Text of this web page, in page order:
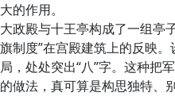
大的作用。
大政殿与十王亭构成了一组亭
旗制度”在宫殿建筑上的反映
局，处处突出“八”字。这种把
的做法，真可算是构思独特、